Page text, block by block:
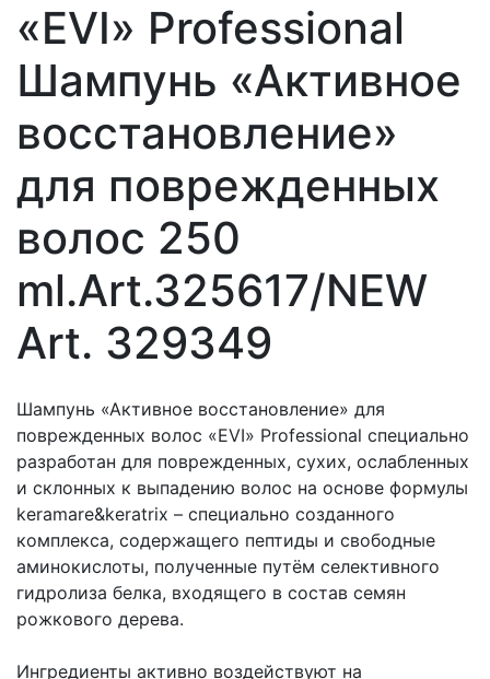
«EVI» Professional
Шампунь «Активное
восстановление»
для поврежденных
волос 250
ml.Art.325617/NEW
Art. 329349
Шампунь «Активное восстановление» для
поврежденных волос «EVI» Professional специально
разработан для поврежденных, сухих, ослабленных
и склонных к выпадению волос на основе формулы
keramare&keratrix – специально созданного
комплекса, содержащего пептиды и свободные
аминокислоты, полученные путём селективного
гидролиза белка, входящего в состав семян
рожкового дерева.
Ингредиенты активно воздействуют на